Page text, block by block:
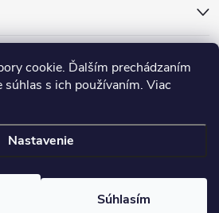
cookie. Ďalším prechádzaním
s ich používaním. Viac
Nastavenie
Súhlasím
. Všetky práva vyhradené.